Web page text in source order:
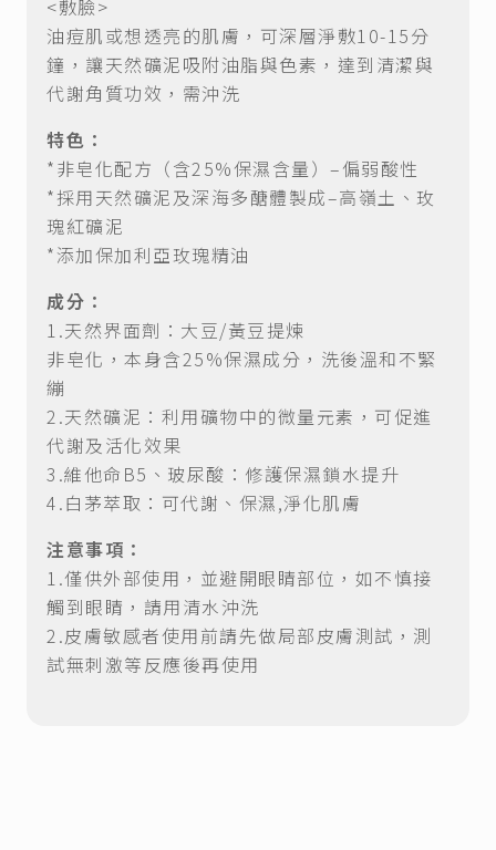
<敷臉>
油痘肌或想透亮的肌膚，可深層淨敷10-15分
鐘，讓天然礦泥吸附油脂與色素，達到清潔與
代謝角質功效，需沖洗
特色：
*非皂化配方（含25%保濕含量）–偏弱酸性
*採用天然礦泥及深海多醣體製成–高嶺土、玫
瑰紅礦泥
*添加保加利亞玫瑰精油
成分：
1.天然界面劑：大豆/黃豆提煉
非皂化，本身含25%保濕成分，洗後溫和不緊
繃
2.天然礦泥：利用礦物中的微量元素，可促進
代謝及活化效果
3.維他命B5、玻尿酸：修護保濕鎖水提升
4.白茅萃取：可代謝、保濕,淨化肌膚
注意事項：
1.僅供外部使用，並避開眼睛部位，如不慎接
觸到眼睛，請用清水沖洗
2.皮膚敏感者使用前請先做局部皮膚測試，測
試無刺激等反應後再使用